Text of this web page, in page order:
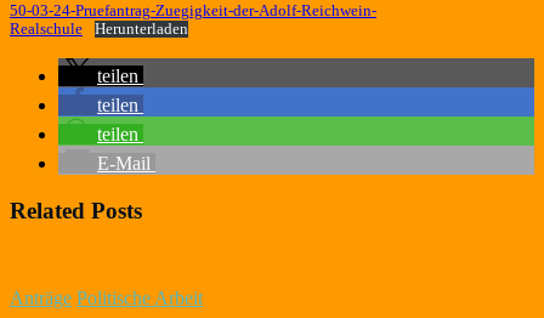
50-03-24-Pruefantrag-Zuegigkeit-der-Adolf-Reichwein-
Realschule
Herunterladen
teilen
teilen
teilen
E-Mail
Related Posts
Anträge Politische Arbeit